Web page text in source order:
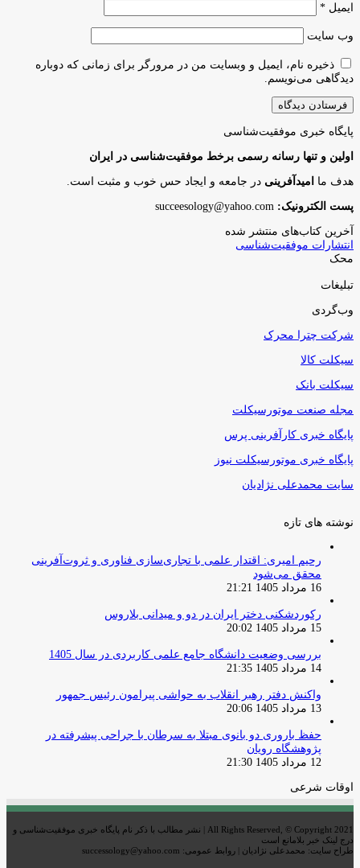
ایمیل *
وب‌ سایت
ذخیره نام، ایمیل و وبسایت من در مرورگر برای زمانی که دوباره
دیدگاهی می‌نویسم.
پایگاه‌ خبری موفقیت‌شناسی
اولین و تنها رسانه رسمی برخط موفقیت‌شناسی در ایران
هدف ما امیدآفرینی در جامعه و ایجاد حس خوب و مثبت است.
پست الکترونیک:
آخرین کتاب‌های منتشر شده
انتشارات موفقیت‌شناسی
محک
تبلیغات
وب‌گردی
شرکت چترا محرک
سیکلت کالا
سیکلت بانک
مجله صنعت موتورسیکلت
پایگاه خبری کارآفرینی پرس
پایگاه خبری موتورسیکلت نیوز
سایت محمدعلی نژادیان
نوشته های تازه
رحیم امیری: اقتدار علمی با تجاری‌سازی فناوری و ثروت‌آفرینی
محقق می‌شود
16 مرداد 1405 21:21
رکوردشکنی دختر ایران در دو و میدانی بلاروس
15 مرداد 1405 20:02
بررسی وضعیت دانشگاه جامع علمی کاربردی در سال 1405
14 مرداد 1405 21:35
واکنش دفتر رهبر انقلاب به حواشی پیرامون رئیس جمهور
13 مرداد 1405 20:06
حفظ باروری دو بانوی مبتلا به سرطان با جراحی پیشرفته در
پژوهشگاه رویان
12 مرداد 1405 21:30
اوقات شرعی
All Rights Reserved, © Copyright 2021 | نشر مطالب با ذکر نام پایگاه خبری موفقیت‌شناسی و
درج لینک خبر بلامانع است
طراح سایت: محمدعلی نژادیان | روابط عمومی: successology@yahoo.com